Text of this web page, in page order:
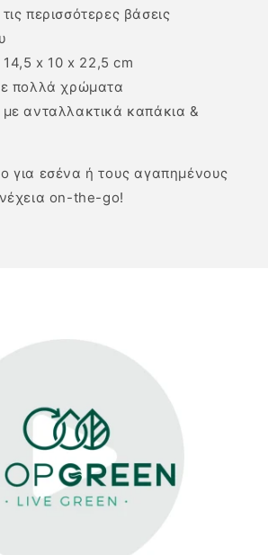
περισσότερες βάσεις
14,5 x 10 x 22,5 cm
πολλά χρώματα
ανταλλακτικά καπάκια &
για εσένα ή τους αγαπημένους
on-the-go!